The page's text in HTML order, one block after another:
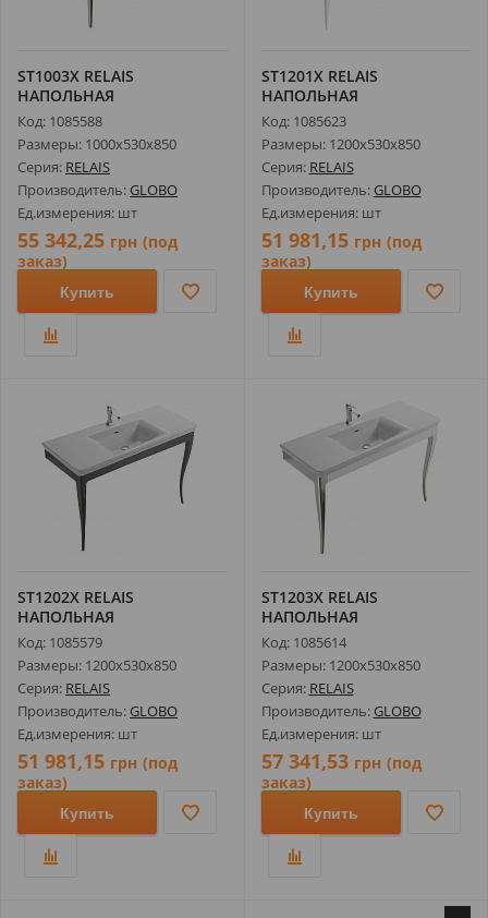
ST1003X RELAIS
НАПОЛЬНАЯ
КОНСТРУКЦИЯ С
УМЫВАЛЬНИКОМ ...
Код: 1085588
Размеры: 1000х530х850
Серия: RELAIS
Производитель: GLOBO
Ед.измерения: шт
55 342,25 грн (под
заказ)
Купить
ST1201X RELAIS
НАПОЛЬНАЯ
КОНСТРУКЦИЯ С
УМЫВАЛЬНИКОМ ...
Код: 1085623
Размеры: 1200х530х850
Серия: RELAIS
Производитель: GLOBO
Ед.измерения: шт
51 981,15 грн (под
заказ)
Купить
ST1202X RELAIS
НАПОЛЬНАЯ
КОНСТРУКЦИЯ С
УМЫВАЛЬНИКОМ ...
Код: 1085579
Размеры: 1200х530х850
Серия: RELAIS
Производитель: GLOBO
Ед.измерения: шт
51 981,15 грн (под
заказ)
Купить
ST1203X RELAIS
НАПОЛЬНАЯ
КОНСТРУКЦИЯ С
УМЫВАЛЬНИКОМ ...
Код: 1085614
Размеры: 1200х530х850
Серия: RELAIS
Производитель: GLOBO
Ед.измерения: шт
57 341,53 грн (под
заказ)
Купить